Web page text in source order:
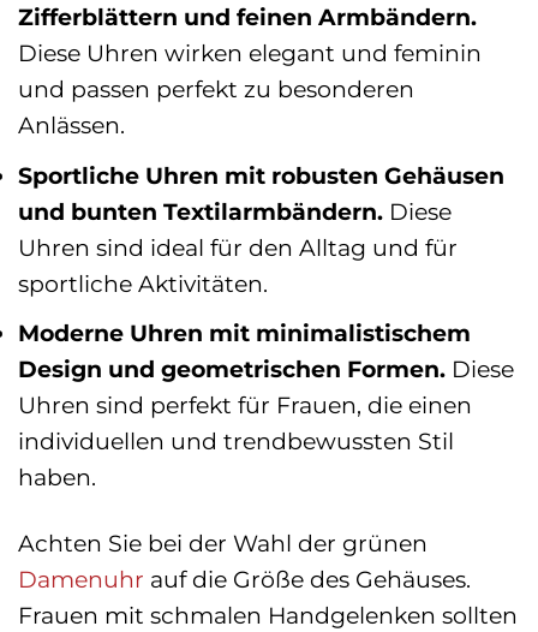
Zifferblättern und feinen Armbändern.
Diese Uhren wirken elegant und feminin
und passen perfekt zu besonderen
Anlässen.
Sportliche Uhren mit robusten Gehäusen
und bunten Textilarmbändern. Diese
Uhren sind ideal für den Alltag und für
sportliche Aktivitäten.
Moderne Uhren mit minimalistischem
Design und geometrischen Formen. Diese
Uhren sind perfekt für Frauen, die einen
individuellen und trendbewussten Stil
haben.
Achten Sie bei der Wahl der grünen
Damenuhr auf die Größe des Gehäuses.
Frauen mit schmalen Handgelenken sollten